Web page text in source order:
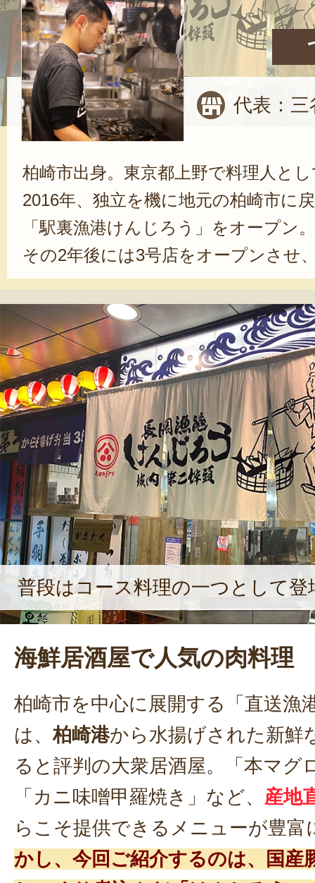
代表：三
柏崎市出身。東京都上野で料理人と
2016年、独立を機に地元の柏崎市に
「駅裏漁港けんじろう」をオープン
その2年後には3号店をオープンさせ
ンを獲得している。「ジャンルを問
お店に足を運んでいます。とても勉
よ」と三谷さん。ジャンルにとらわ
ュー展開にも納得だ。今後は既存の
イクアウトや通販事業にも力を入れ
う。これからも地元新潟で、たくさ
けてくれるだろう。
普段はコース料理の一つとして登
海鮮居酒屋で人気の肉料理
柏崎市を中心に展開する「直送漁
は、柏崎港から水揚げされた新鮮
ると評判の大衆居酒屋。「本マグ
「カニ味噌甲羅焼き」など、 産地
らこそ提供できるメニューが豊富
かし、今回ご紹介するのは、国産